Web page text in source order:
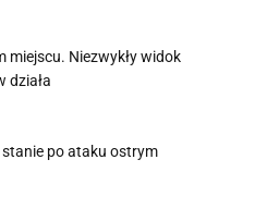
miejscu. Niezwykły widok
działa
po ataku ostrym